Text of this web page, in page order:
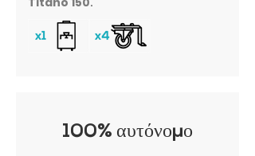
100% αυτόνομο